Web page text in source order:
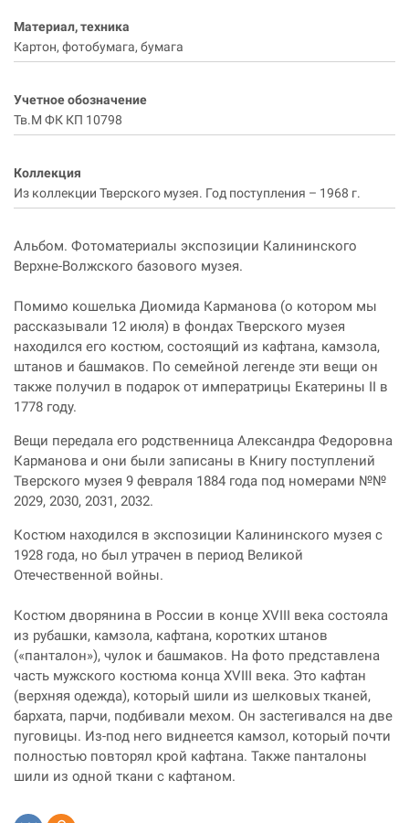
Материал, техника
Картон, фотобумага, бумага
Учетное обозначение
Тв.М ФК КП 10798
Коллекция
Из коллекции Тверского музея. Год поступления – 1968 г.
Альбом. Фотоматериалы экспозиции Калининского
Верхне-Волжского базового музея.
Помимо кошелька Диомида Карманова (о котором мы
рассказывали 12 июля) в фондах Тверского музея
находился его костюм, состоящий из кафтана, камзола,
штанов и башмаков. По семейной легенде эти вещи он
также получил в подарок от императрицы Екатерины II в
1778 году.
Вещи передала его родственница Александра Федоровна
Карманова и они были записаны в Книгу поступлений
Тверского музея 9 февраля 1884 года под номерами №№
2029, 2030, 2031, 2032.
Костюм находился в экспозиции Калининского музея с
1928 года, но был утрачен в период Великой
Отечественной войны.
Костюм дворянина в России в конце XVIII века состояла
из рубашки, камзола, кафтана, коротких штанов
(«панталон»), чулок и башмаков. На фото представлена
часть мужского костюма конца XVIII века. Это кафтан
(верхняя одежда), который шили из шелковых тканей,
бархата, парчи, подбивали мехом. Он застегивался на две
пуговицы. Из-под него виднеется камзол, который почти
полностью повторял крой кафтана. Также панталоны
шили из одной ткани с кафтаном.